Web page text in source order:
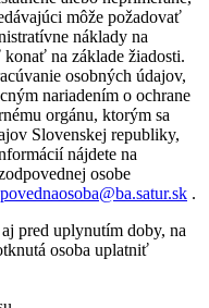
môže požadovať
náklady na
na základe žiadosti.
osobných údajov,
nariadením o ochrane
orgánu, ktorým sa
Slovenskej republiky,
nájdete na
osobe
.
pred uplynutím doby, na
osoba uplatniť